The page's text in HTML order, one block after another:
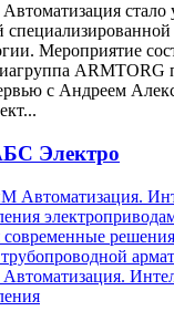
стало
Мероприятие
ARMTORG
с Андреем
Электро